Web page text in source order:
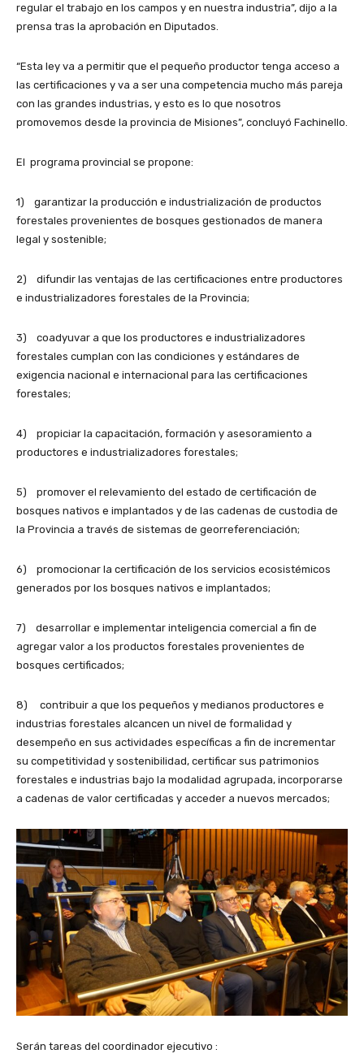
regular el trabajo en los campos y en nuestra industria”, dijo a la
prensa tras la aprobación en Diputados.
“Esta ley va a permitir que el pequeño productor tenga acceso a
las certificaciones y va a ser una competencia mucho más pareja
con las grandes industrias, y esto es lo que nosotros
promovemos desde la provincia de Misiones”, concluyó Fachinello.
El programa provincial se propone:
1) garantizar la producción e industrialización de productos
forestales provenientes de bosques gestionados de manera
legal y sostenible;
2) difundir las ventajas de las certificaciones entre productores
e industrializadores forestales de la Provincia;
3) coadyuvar a que los productores e industrializadores
forestales cumplan con las condiciones y estándares de
exigencia nacional e internacional para las certificaciones
forestales;
4) propiciar la capacitación, formación y asesoramiento a
productores e industrializadores forestales;
5) promover el relevamiento del estado de certificación de
bosques nativos e implantados y de las cadenas de custodia de
la Provincia a través de sistemas de georreferenciación;
6) promocionar la certificación de los servicios ecosistémicos
generados por los bosques nativos e implantados;
7) desarrollar e implementar inteligencia comercial a fin de
agregar valor a los productos forestales provenientes de
bosques certificados;
8) contribuir a que los pequeños y medianos productores e
industrias forestales alcancen un nivel de formalidad y
desempeño en sus actividades específicas a fin de incrementar
su competitividad y sostenibilidad, certificar sus patrimonios
forestales e industrias bajo la modalidad agrupada, incorporarse
a cadenas de valor certificadas y acceder a nuevos mercados;
Serán tareas del coordinador ejecutivo :